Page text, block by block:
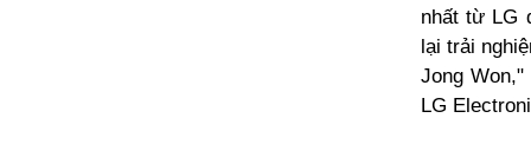
nhất từ LG
lại trải
Jong
LG